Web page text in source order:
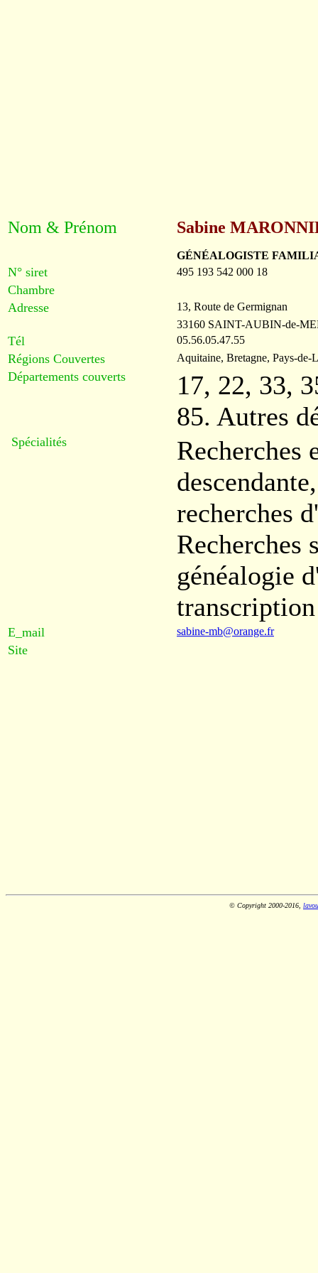
Nom & Prénom Sabine
GÉNÉALOGISTE
N° siret 495 193 542 000 18
Chambre
Adresse
13, Route de Germignan
33160 SAINT-AUBIN-de-
Tél 05.56.05.47.55
Régions Couvertes Aquitaine, Bretagne, Pays-de-
Départements couverts
17, 22, 33,
85. Autres
Spécialités
Recherches
recherches
Recherches
généalogie
E_mail sabine-mb@orange.fr
Site
© Copyright 2000-2016,